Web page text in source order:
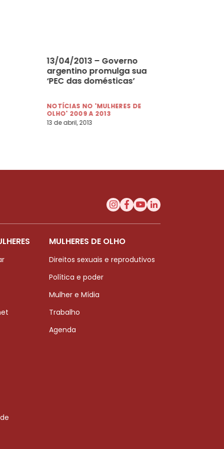
13/04/2013 – Governo
argentino promulga sua
‘PEC das domésticas’
NOTÍCIAS NO 'MULHERES DE
OLHO' 2009 A 2013
13 de abril, 2013
MULHERES DE OLHO
Direitos sexuais e reprodutivos
Política e poder
Mulher e Mídia
Trabalho
Agenda